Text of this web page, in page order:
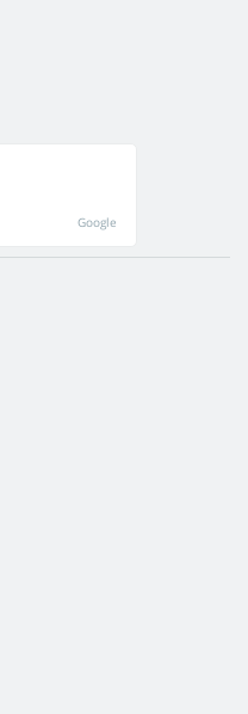
Google